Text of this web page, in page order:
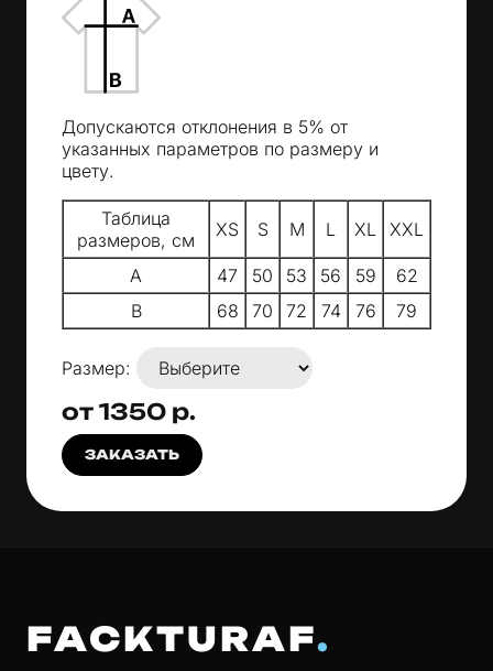
Допускаются отклонения в 5% от
указанных параметров по размеру и
цвету.
Таблица
размеров, см
XS S M L XL XXL
A 47 50 53 56 59
62
B
68 70 72 74 76 79
Размер:
от 1350 р.
ЗАКАЗАТЬ
FACKTURAF